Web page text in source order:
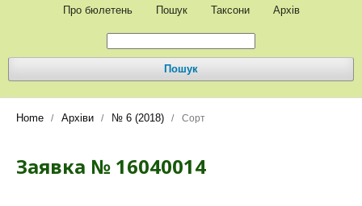
Про бюлетень Пошук Таксони Архів
Пошук
Home / Архіви / № 6 (2018) / Сорт
Заявка № 16040014